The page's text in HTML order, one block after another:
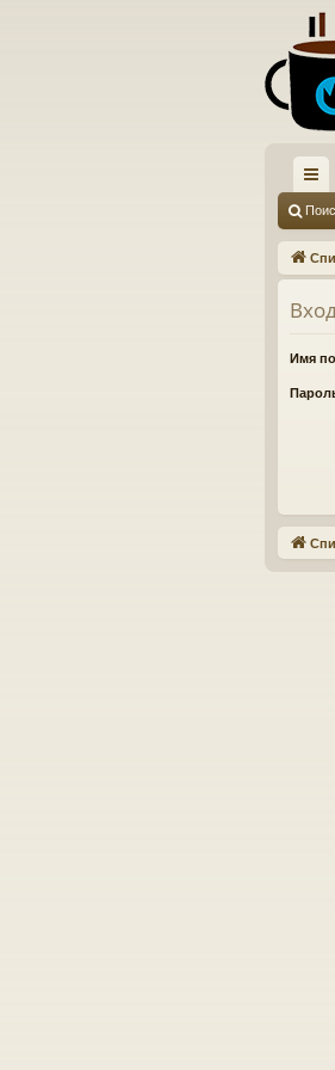
с
ы
лк
и
Вход
Имя